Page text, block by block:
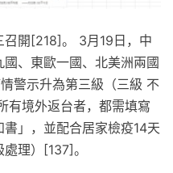
召開[218]。 3月19日，中
、東歐一國、北美洲兩國
警示升為第三級（三級 不
有境外返台者，都需填寫
書」，並配合居家檢疫14天
理）[137]。